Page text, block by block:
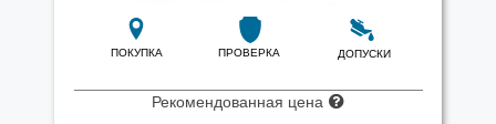
ПОКУПКА ПРОВЕРКА ДОПУСКИ
Рекомендованная цена